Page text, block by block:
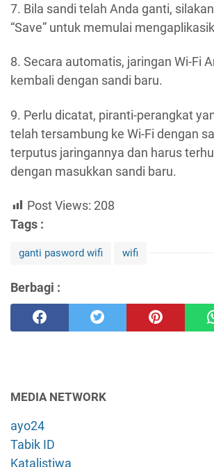
7. Bila sandi telah Anda ganti,
“Save” untuk memulai
8. Secara automatis, jaringan Wi-Fi
kembali dengan sandi baru.
9. Perlu dicatat, piranti-perangkat
telah tersambung ke Wi-Fi dengan
terputus jaringannya dan harus
dengan masukkan sandi baru.
Post Views: 208
Tags :
ganti pasword wifi wifi
Berbagi :
MEDIA NETWORK
ayo24
Tabik ID
Katalistiwa